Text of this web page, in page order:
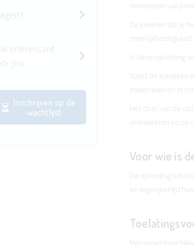
interessant
jou
Inschrijven op de
wachtlijst
ontwerpen van
De juwelen die je
In deze opleiding
Naast de
materialen en
Het doel van de
ontwikkelen en op
Voor wie is
De opleiding is
en tegelijkertijd
Men moet